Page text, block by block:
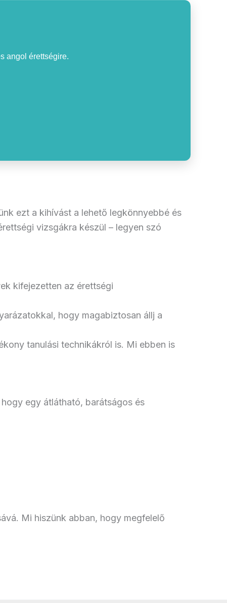
angol érettségire.
ezt a kihívást a lehető legkönnyebbé és
vizsgákra készül – legyen szó
kifejezetten az érettségi
hogy magabiztosan állj a
tanulási technikákról is. Mi ebben is
egy átlátható, barátságos és
Mi hiszünk abban, hogy megfelelő